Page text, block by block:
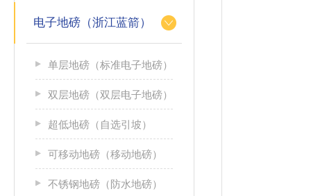
电子地磅（浙江蓝箭）
单层地磅（标准电子地磅）
双层地磅（双层电子地磅）
超低地磅（自选引坡）
可移动地磅（移动地磅）
不锈钢地磅（防水地磅）